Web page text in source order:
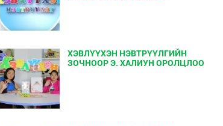
ХЭВЛҮҮХЭН НЭВТРҮҮЛГИЙН
ЗОЧНООР Э. ХАЛИУН ОРОЛЦЛОО